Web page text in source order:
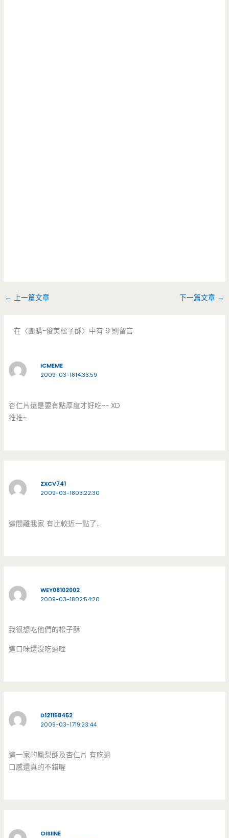
← 上一篇文章 下一篇文章 →
在〈團購-俊美松子酥〉中有 9 則留言
ICMEME
2009-03-1814:33:59
杏仁片還是要有點厚度才好吃~~ XD
推推~
ZXCV741
2009-03-1803:22:30
這間離我家 有比較近一點了..
WEY08102002
2009-03-1802:54:20
我很想吃他們的松子酥
這口味還沒吃過哩
D121158452
2009-03-1719:23:44
這一家的鳳梨酥及杏仁片 有吃過
口感還真的不錯喔
OISIINE